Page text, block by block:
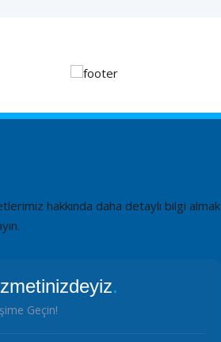
hakkında daha detaylı bilgi almak
.
Geçin!